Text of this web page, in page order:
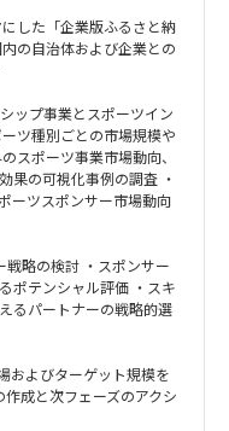
した「企業版ふるさと納
の自治体および企業との
ップ事業とスポーツイン
ツ種別ごとの市場規模や
スポーツ事業市場動向、
果の可視化事例の調査 ・
ーツスポンサー市場動向
戦略の検討 ・スポンサー
ポテンシャル評価 ・スキ
るパートナーの戦略的選
およびターゲット規模を
成と次フェーズのアクシ